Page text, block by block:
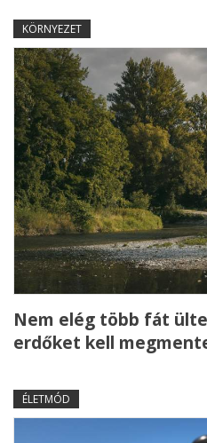
KÖRNYEZET
Nem elég több fát
erdőket kell
ÉLETMÓD